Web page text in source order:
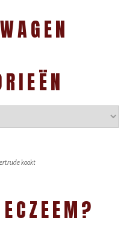
kookt